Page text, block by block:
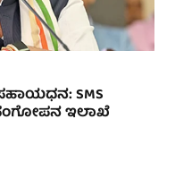
SMS
ಇಲಾಖೆ